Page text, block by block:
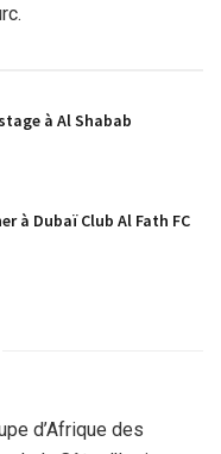
à Al Shabab
à Dubaï Club Al Fath FC
d’Afrique des